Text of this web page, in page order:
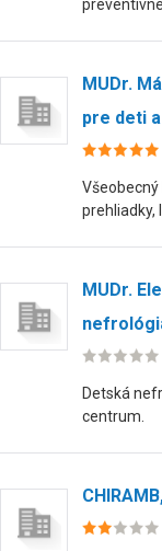
MUDr.
pre deti
prehliadky,
MUDr.
Detská
centrum.